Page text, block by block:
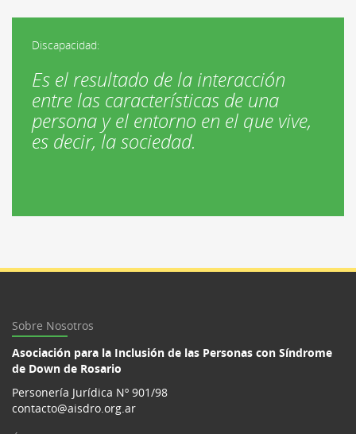
Discapacidad:
Es el resultado de la interacción
entre las características de una
persona y el entorno en el que vive,
es decir, la sociedad.
Sobre Nosotros
Asociación para la Inclusión de las Personas con Síndrome
de Down de Rosario
Personería Jurídica Nº 901/98
contacto@aisdro.org.ar